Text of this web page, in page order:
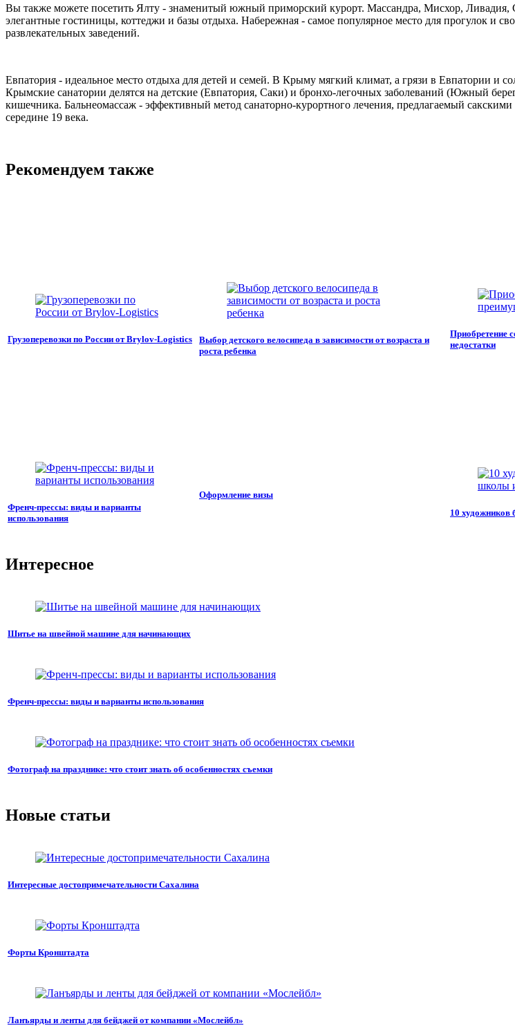
Вы также можете посетить Ялту - знаменитый южный приморский курорт. Массандра, Мисхор,
элегантные гостиницы, коттеджи и базы отдыха. Набережная - самое популярное место для прогулок и
развлекательных заведений.
Евпатория - идеальное место отдыха для детей и семей. В Крыму мягкий климат, а грязи в Евпатории
Крымские санатории делятся на детские (Евпатория, Саки) и бронхо-легочных заболеваний (Южный
кишечника. Бальнеомассаж - эффективный метод санаторно-курортного лечения, предлагаемый
середине 19 века.
Рекомендуем также
Грузоперевозки по России от Brylov-Logistics
Выбор детского велосипеда в зависимости от возраста и
роста ребенка
Приобретение
недостатки
Френч-прессы: виды и варианты
использования
Оформление визы
10 художников
Интересное
Шитье на швейной машине для начинающих
Френч-прессы: виды и варианты использования
Фотограф на празднике: что стоит знать об особенностях съемки
Новые статьи
Интересные достопримечательности Сахалина
Форты Кронштадта
Ланъярды и ленты для бейджей от компании «Мослейбл»